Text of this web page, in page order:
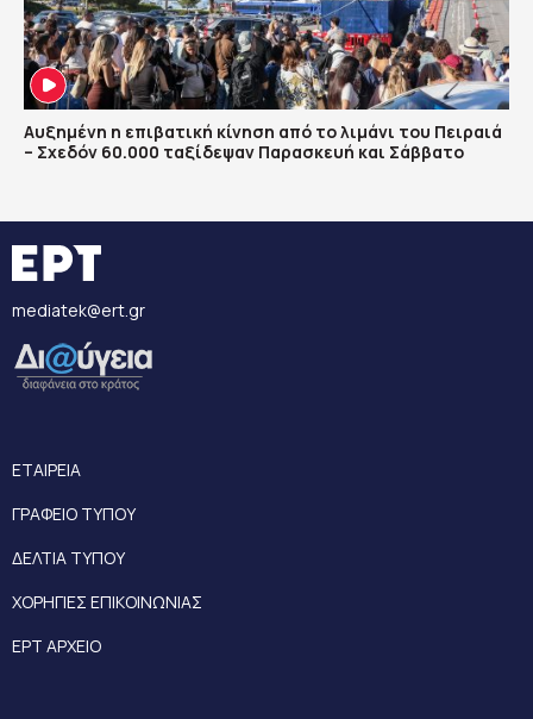
Αυξημένη η επιβατική κίνηση από το λιμάνι του Πειραιά
– Σχεδόν 60.000 ταξίδεψαν Παρασκευή και Σάββατο
mediatek@ert.gr
ΕΤΑΙΡΕΙΑ
ΓΡΑΦΕΙΟ ΤΥΠΟΥ
ΔΕΛΤΙΑ ΤΥΠΟΥ
ΧΟΡΗΓΙΕΣ ΕΠΙΚΟΙΝΩΝΙΑΣ
ΕΡΤ ΑΡΧΕΙΟ